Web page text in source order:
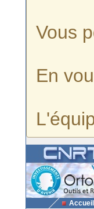
Vous
En
Accueil